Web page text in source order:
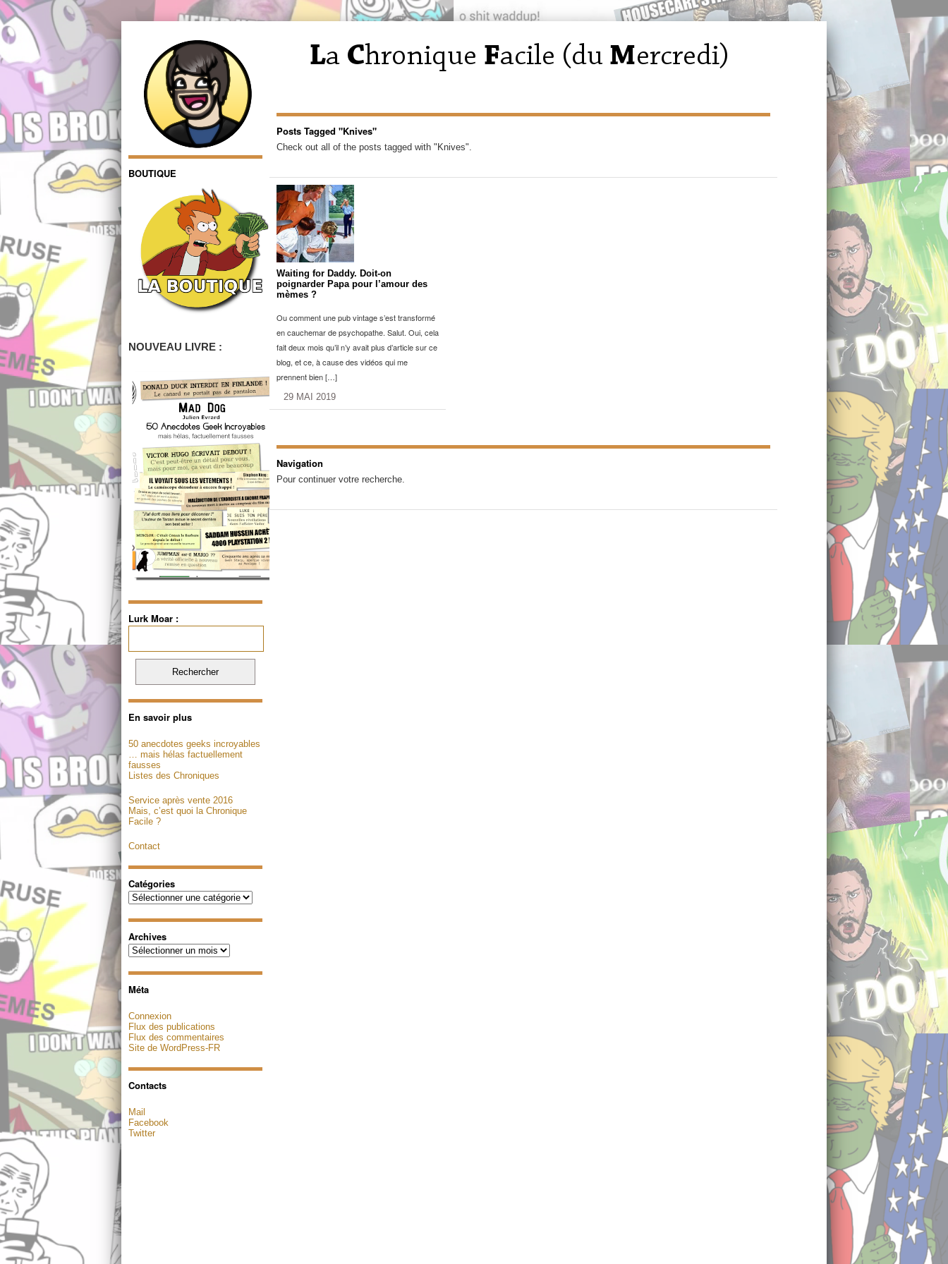
BOUTIQUE
NOUVEAU LIVRE :
Lurk Moar :
En savoir plus
50 anecdotes geeks incroyables
… mais hélas factuellement
fausses
Listes des Chroniques
Service après vente 2016
Mais, c’est quoi la Chronique
Facile ?
Contact
Catégories
Catégories
Archives
Archives
Méta
Connexion
Flux des publications
Flux des commentaires
Site de WordPress-FR
Contacts
Mail
Facebook
Twitter
Posts Tagged "Knives"
Check out all of the posts tagged with "Knives".
Waiting for Daddy. Doit-on
poignarder Papa pour l’amour des
mèmes ?
Ou comment une pub vintage s’est transformé
en cauchemar de psychopathe. Salut. Oui, cela
fait deux mois qu’il n’y avait plus d’article sur ce
blog, et ce, à cause des vidéos qui me
prennent bien […]
29 MAI 2019
Navigation
Pour continuer votre recherche.